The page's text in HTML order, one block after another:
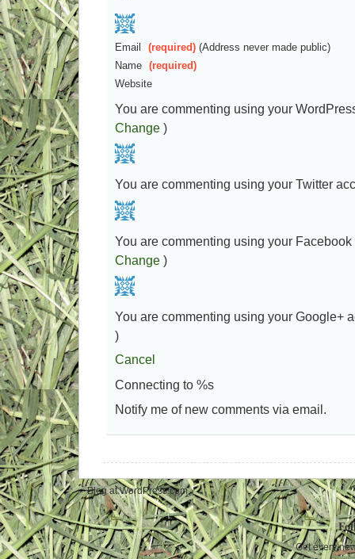
Email (required) (Address never made public)
Name (required)
Website
You are commenting using your
Change )
You are commenting using your Twitter
You are commenting using your
Change )
You are commenting using your Google+
)
Cancel
Connecting to %s
Notify me of new comments via email.
Blog at WordPress.com.
Get every